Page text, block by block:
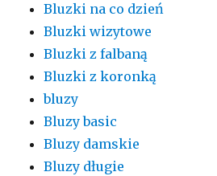
Bluzki na co dzień
Bluzki wizytowe
Bluzki z falbaną
Bluzki z koronką
bluzy
Bluzy basic
Bluzy damskie
Bluzy długie